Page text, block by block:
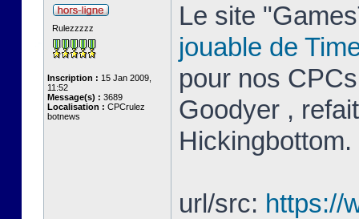
Rulezzzzz
Inscription : 15 Jan 2009,
11:52
Message(s) : 3689
Localisation : CPCrulez
botnews
Le site
jouable de
pour nos
Goodyer ,
Hickingbottom.
url/src: https://